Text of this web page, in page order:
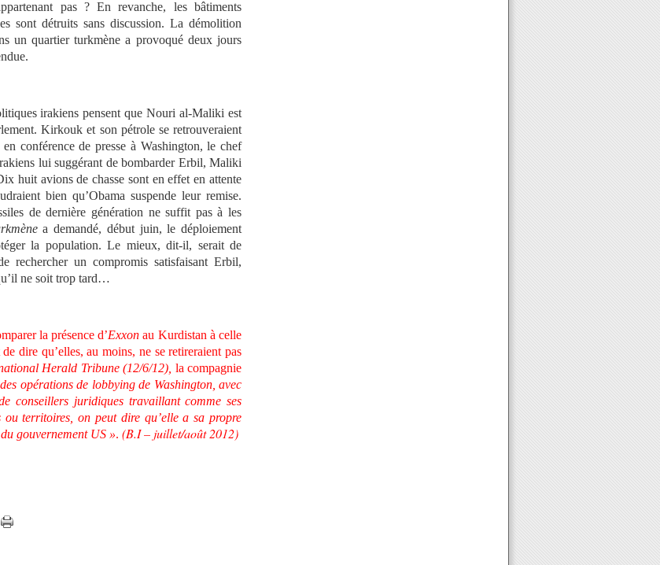
pas ? En revanche, les bâtiments
sont détruits sans discussion. La démolition
un quartier turkmène a provoqué deux jours
irakiens pensent que Nouri al-Maliki est
Kirkouk et son pétrole se retrouveraient
conférence de presse à Washington, le chef
lui suggérant de bombarder Erbil, Maliki
huit avions de chasse sont en effet en attente
bien qu’Obama suspende leur remise.
de dernière génération ne suffit pas à les
a demandé, début juin, le déploiement
la population. Le mieux, dit-il, serait de
rechercher un compromis satisfaisant Erbil,
ne soit trop tard…
la présence d’Exxon au Kurdistan à celle
dire qu’elles, au moins, ne se retireraient pas
Herald Tribune (12/6/12), la compagnie
opérations de lobbying de Washington, avec
conseillers juridiques travaillant comme ses
territoires, on peut dire qu’elle a sa propre
gouvernement US ». (B.I – juillet/août 2012)